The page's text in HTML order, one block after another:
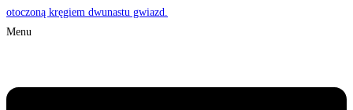
Menu